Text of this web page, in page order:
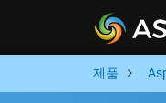
제품